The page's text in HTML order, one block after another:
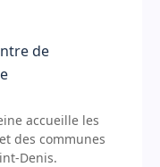
de
accueille les
des communes
Denis.